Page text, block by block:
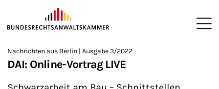
ZUM HAUPTINHALT SPRINGEN
Sie befinden sich hier:
>
Startseite
>
Newsroom
>
Newsletter
>
Nachrichten aus Berlin | Ausgabe 3/2022
DAI: Online-Vortrag LIVE